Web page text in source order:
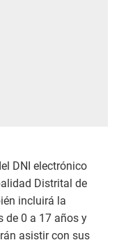
DNI electrónico
Distrital de
incluirá la
de 0 a 17 años y
asistir con sus